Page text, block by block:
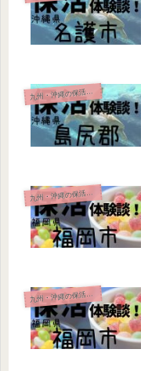
九
州・沖縄の保活体験談
九
州・沖縄の保活体験談
九
州・沖縄の保活体験談